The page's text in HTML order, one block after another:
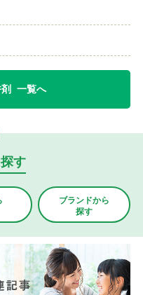
剤 一覧へ
す
ブランドから
探す